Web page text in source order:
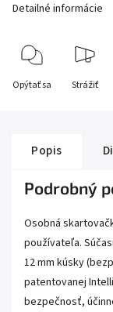
Detailné informácie
Opýtať sa Strážiť
Popis
Podrobný
Osobná
používateľa.
12 mm kúsky
patentovanej
bezpečnosť,